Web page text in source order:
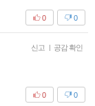
0
0
신고 | 공감 확인
0
0